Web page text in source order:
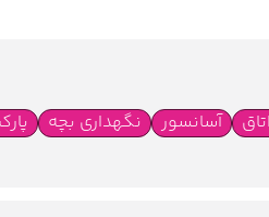
آسانسور نگهداری بچه